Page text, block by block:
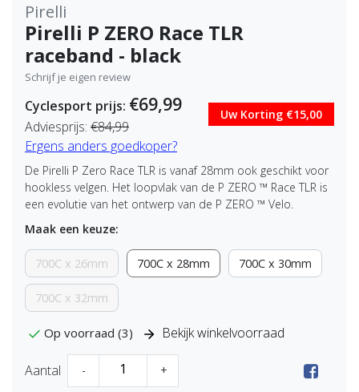
Pirelli
Pirelli P ZERO Race TLR
raceband - black
Schrijf je eigen review
Cyclesport prijs: €69,99
Adviesprijs: €84,99
Uw Korting €15,00
Ergens anders goedkoper?
De Pirelli P Zero Race TLR is vanaf 28mm ook geschikt voor
hookless velgen. Het loopvlak van de P ZERO ™ Race TLR is
een evolutie van het ontwerp van de P ZERO ™ Velo.
Maak een keuze:
700C x 26mm 700C x 28mm 700C x 30mm
700C x 32mm
Op voorraad (3) Bekijk winkelvoorraad
Aantal - +